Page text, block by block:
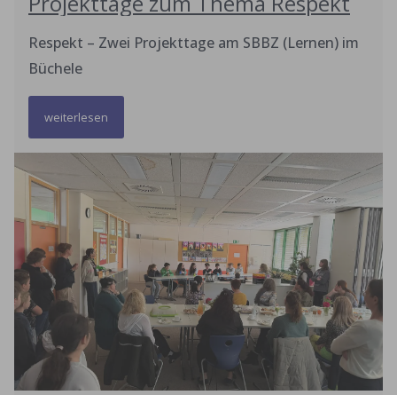
Respekt – Zwei Projekttage am SBBZ (Lernen) im
Büchele
weiterlesen